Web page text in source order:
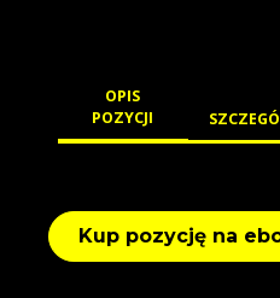
OPIS
POZYCJI
Kup pozycję na